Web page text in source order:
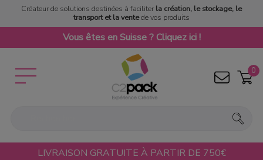
Créateur de solutions destinées à faciliter la création, le stockage, le
transport et la ventede vos produits
Vous êtes en Suisse ? Cliquez ici !
0
LIVRAISON GRATUITE À PARTIR DE 750€